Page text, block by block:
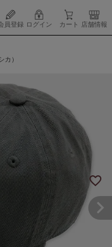
員登録 ログイン カート 店舗情報
カ）